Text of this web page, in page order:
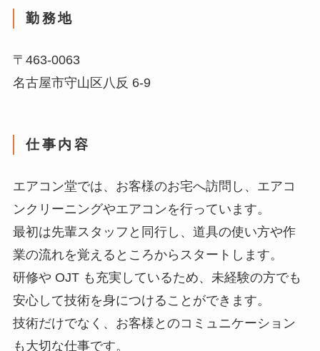
勤務地
〒463-0063
名古屋市守山区八反 6-9
仕事内容
エアコン堂では、お客様のお宅へ訪問し、エアコ
ンクリーニングやエアコンを行っています。
最初は先輩スタッフと同行し、道具の使い方や作
業の流れを覚えるところからスタートします。
研修や OJT も充実しているため、未経験の方でも
安心して技術を身につけることができます。
技術だけでなく、お客様とのコミュニケーション
も大切な仕事です。